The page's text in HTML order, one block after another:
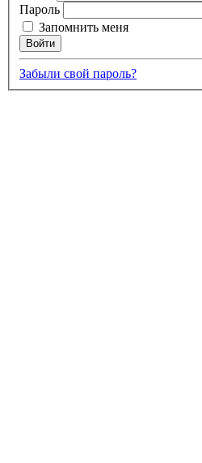
Пароль
Запомнить меня
Забыли свой пароль?